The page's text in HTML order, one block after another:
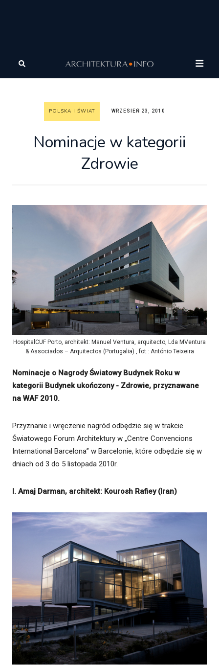
Architektura
w kategorii Zdrowie
POLSKA I ŚWIAT WRZESIEŃ 23, 2010
Nominacje w kategorii
Zdrowie
HospitalCUF Porto, architekt: Manuel Ventura, arquitecto, Lda MVentura
& Associados – Arquitectos (Portugalia) , fot.: António Teixeira
Nominacje o Nagrody Światowy Budynek Roku w
kategorii Budynek ukończony - Zdrowie, przyznawane
na WAF 2010.
Przyznanie i wręczenie nagród odbędzie się w trakcie
Światowego Forum Architektury w „Centre Convencions
International Barcelona” w Barcelonie, które odbędzie się w
dniach od 3 do 5 listopada 2010r.
I. Amaj Darman, architekt: Kourosh Rafiey (Iran)